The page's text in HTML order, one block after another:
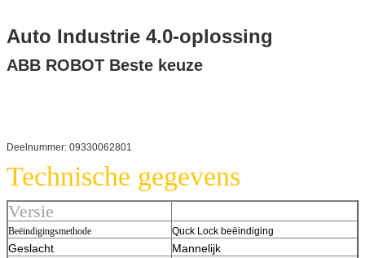
Auto Industrie 4.0-oplossing
ABB ROBOT Beste keuze
Deelnummer: 09330062801
Technische gegevens
Versie
Beëindigingsmethode Quck Lock beëindiging
Geslacht
Mannelijk